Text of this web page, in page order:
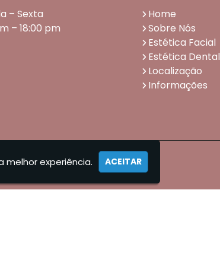
– Sexta
– 18:00 pm
Home
Sobre Nós
Estética Facial
Estética Dental
Localização
Informações
melhor experiência. ACEITAR